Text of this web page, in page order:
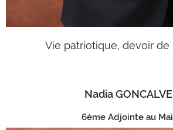
Vie patriotique, devoir
Nadia
6ème Adjointe au